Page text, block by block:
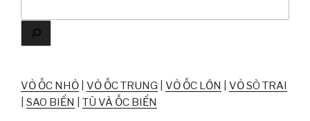
VỎ ỐC NHỎ VỎ ỐC TRUNG VỎ ỐC LỚN
VỎ SÒ TRAI
SAO BIỂN TÙ VÀ ỐC BIỂN